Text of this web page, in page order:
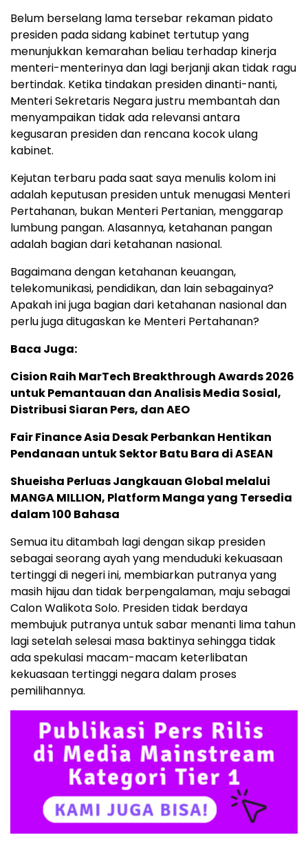
Belum berselang lama tersebar rekaman pidato
presiden pada sidang kabinet tertutup yang
menunjukkan kemarahan beliau terhadap kinerja
menteri-menterinya dan lagi berjanji akan tidak ragu
bertindak. Ketika tindakan presiden dinanti-nanti,
Menteri Sekretaris Negara justru membantah dan
menyampaikan tidak ada relevansi antara
kegusaran presiden dan rencana kocok ulang
kabinet.
Kejutan terbaru pada saat saya menulis kolom ini
adalah keputusan presiden untuk menugasi Menteri
Pertahanan, bukan Menteri Pertanian, menggarap
lumbung pangan. Alasannya, ketahanan pangan
adalah bagian dari ketahanan nasional.
Bagaimana dengan ketahanan keuangan,
telekomunikasi, pendidikan, dan lain sebagainya?
Apakah ini juga bagian dari ketahanan nasional dan
perlu juga ditugaskan ke Menteri Pertahanan?
Baca Juga:
Cision Raih MarTech Breakthrough Awards 2026
untuk Pemantauan dan Analisis Media Sosial,
Distribusi Siaran Pers, dan AEO
Fair Finance Asia Desak Perbankan Hentikan
Pendanaan untuk Sektor Batu Bara di ASEAN
Shueisha Perluas Jangkauan Global melalui
MANGA MILLION, Platform Manga yang Tersedia
dalam 100 Bahasa
Semua itu ditambah lagi dengan sikap presiden
sebagai seorang ayah yang menduduki kekuasaan
tertinggi di negeri ini, membiarkan putranya yang
masih hijau dan tidak berpengalaman, maju sebagai
Calon Walikota Solo. Presiden tidak berdaya
membujuk putranya untuk sabar menanti lima tahun
lagi setelah selesai masa baktinya sehingga tidak
ada spekulasi macam-macam keterlibatan
kekuasaan tertinggi negara dalam proses
pemilihannya.